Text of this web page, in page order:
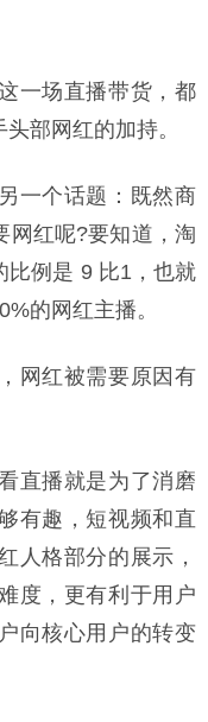
一场直播带货，都
部网红的加持。
一个话题：既然商
网红呢?要知道，淘
比例是 9 比1，也就
的网红主播。
网红被需要原因有
直播就是为了消磨
有趣，短视频和直
人格部分的展示，
度，更有利于用户
向核心用户的转变